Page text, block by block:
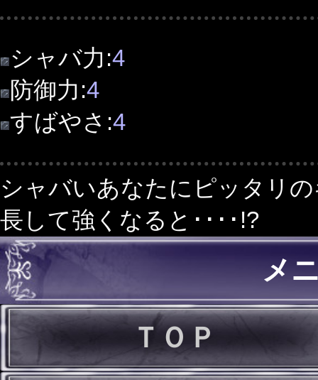
シャバ力:4
防御力:4
すばやさ:4
シャバいあなたにピッタリ
長して強くなると････!?
メ
ＴＯＰ